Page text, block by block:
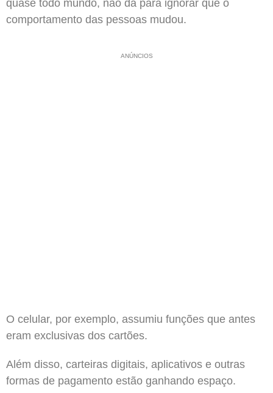
quase todo mundo, não dá para ignorar que o
comportamento das pessoas mudou.
ANÚNCIOS
O celular, por exemplo, assumiu funções que antes
eram exclusivas dos cartões.
Além disso, carteiras digitais, aplicativos e outras
formas de pagamento estão ganhando espaço.